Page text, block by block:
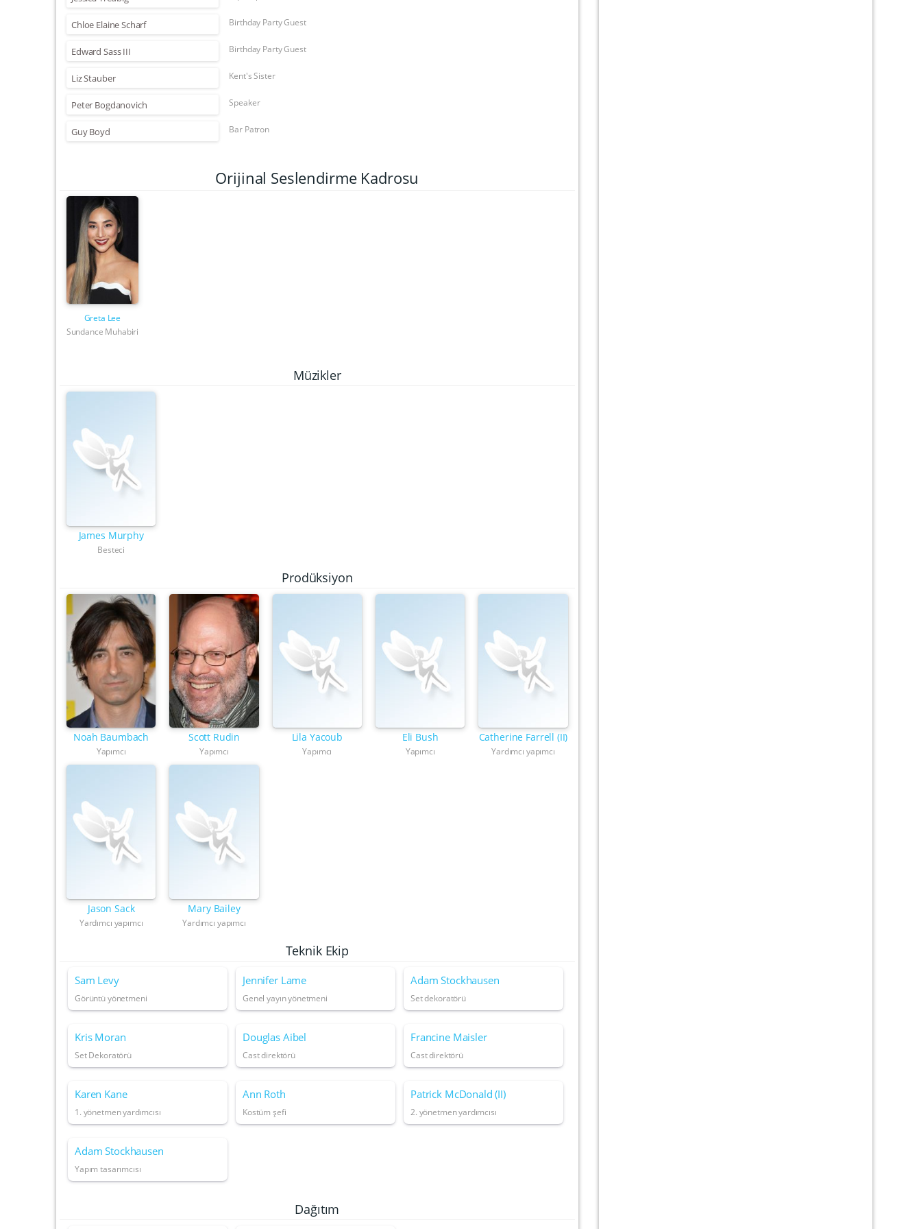
Chloe Elaine Scharf Birthday Party Guest
Edward Sass III Birthday Party Guest
Liz Stauber Kent's Sister
Peter Bogdanovich Speaker
Guy Boyd Bar Patron
Orijinal Seslendirme Kadrosu
Greta Lee
Sundance Muhabiri
Müzikler
James Murphy
Besteci
Prodüksiyon
Noah Baumbach
Yapımcı
Scott Rudin
Yapımcı
Lila Yacoub
Yapımcı
Eli Bush
Yapımcı
Catherine Farrell (II)
Yardımcı yapımcı
Jason Sack
Yardımcı yapımcı
Mary Bailey
Yardımcı yapımcı
Teknik Ekip
Sam Levy
Görüntü yönetmeni
Jennifer Lame
Genel yayın yönetmeni
Adam Stockhausen
Set dekoratörü
Kris Moran
Set Dekoratörü
Douglas Aibel
Cast direktörü
Francine Maisler
Cast direktörü
Karen Kane
1. yönetmen yardımcısı
Ann Roth
Kostüm şefi
Patrick McDonald (II)
2. yönetmen yardımcısı
Adam Stockhausen
Yapım tasarımcısı
Dağıtım